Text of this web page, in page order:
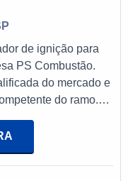
de ignição para
PS Combustão.
do mercado e
do ramo.É
no segmento.
a qualidade e
evitar prejuízos com